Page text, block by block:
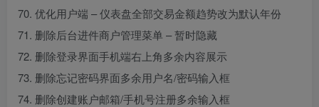
70. 优化用户端 – 仪表盘全部交易金额趋势改为默认年份
71. 删除后台进件商户管理菜单 – 暂时隐藏
72. 删除登录界面手机端右上角多余内容展示
73. 删除忘记密码界面多余用户名/密码输入框
74. 删除创建账户邮箱/手机号注册多余输入框